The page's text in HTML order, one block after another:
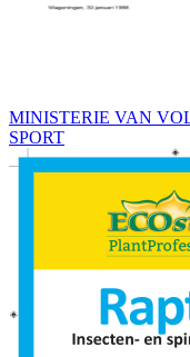
MINISTERIE VAN
SPORT